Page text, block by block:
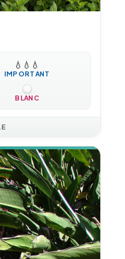
💧 💧 💧
IMPORTANT
BLANC